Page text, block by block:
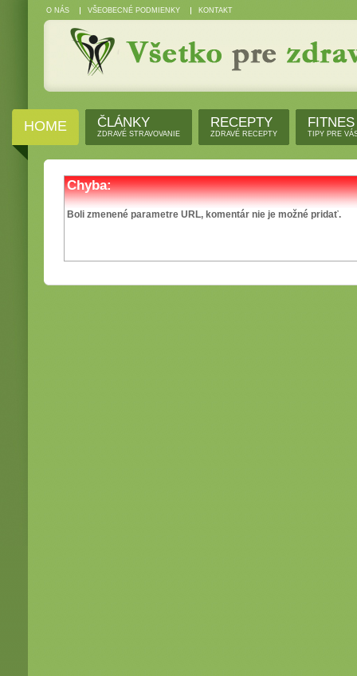
O NÁS VŠEOBECNÉ PODMIENKY KONTAKT
HOME ČLÁNKY
ZDRAVÉ STRAVOVANIE
RECEPTY
ZDRAVÉ RECEPTY
FITNES
TIPY PRE
Chyba:
Boli zmenené parametre URL, komentár nie je možné pridať.